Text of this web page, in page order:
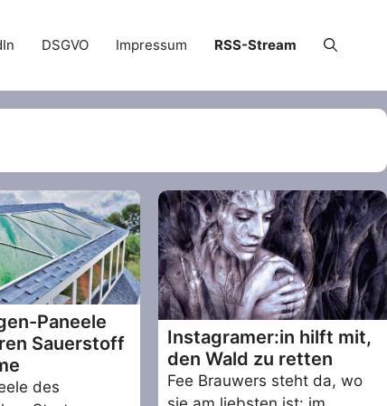
DSGVO Impressum RSS-Stream
Paneele
Sauerstoff
des
Instagramer:in hilft mit,
den Wald zu retten
Fee Brauwers steht da, wo